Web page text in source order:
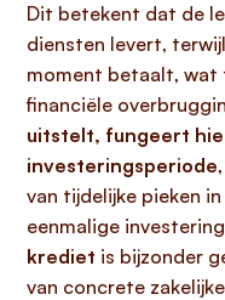
Dit betekent dat de
diensten levert,
moment betaalt, wat
financiële
uitstelt, fungeert
investeringsperiode
van tijdelijke pieken
eenmalige
krediet is bijzonder
van concrete